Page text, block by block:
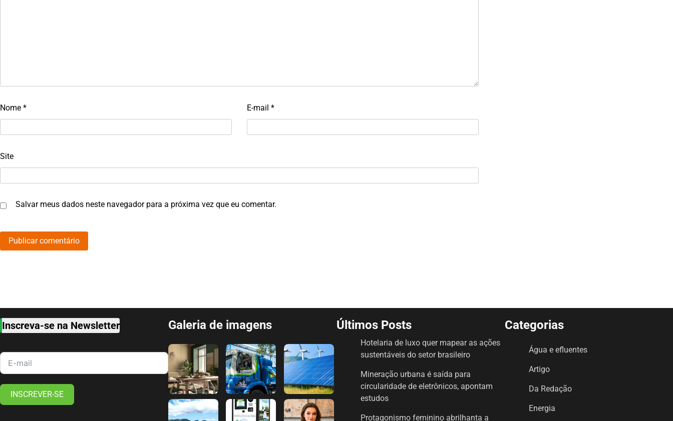
Nome * E-mail *
Site
Salvar meus dados neste navegador para a próxima vez que eu comentar.
Inscreva-se na Newsletter
INSCREVER-SE
Galeria de imagens Últimos Posts
Hotelaria de luxo quer mapear as ações
sustentáveis do setor brasileiro
Mineração urbana é saída para
circularidade de eletrônicos, apontam
estudos
Protagonismo feminino abrilhanta a
Categorias
Água e efluentes
Artigo
Da Redação
Energia